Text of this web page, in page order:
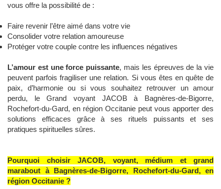
vous offre la possibilité de :
Faire revenir l’être aimé dans votre vie
Consolider votre relation amoureuse
Protéger votre couple contre les influences négatives
L’amour est une force puissante, mais les épreuves de la vie
peuvent parfois fragiliser une relation. Si vous êtes en quête de
paix, d’harmonie ou si vous souhaitez retrouver un amour
perdu, le Grand voyant JACOB à Bagnères-de-Bigorre,
Rochefort-du-Gard, en région Occitanie peut vous apporter des
solutions efficaces grâce à ses rituels puissants et ses
pratiques spirituelles sûres.
Pourquoi choisir JACOB, voyant, médium et grand
marabout à Bagnères-de-Bigorre, Rochefort-du-Gard, en
région Occitanie ?